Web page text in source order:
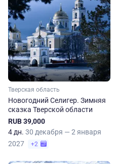
Тверская область
Новогодний Селигер. Зимняя
сказка Тверской области
RUB 39,000
4 дн. 30 декабря — 2 января
2027
+2